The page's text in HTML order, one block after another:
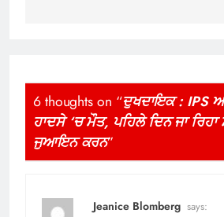
6 thoughts on “ਦੁਖਦਾਇਕ : IPS
ਹਾਦਸੇ ‘ਚ ਮੌਤ, ਪਹਿਲੇ ਦਿਨ ਜਾ ਰਿਹਾ
ਜੁਆਇਨ ਕਰਨ”
Jeanice Blomberg says: